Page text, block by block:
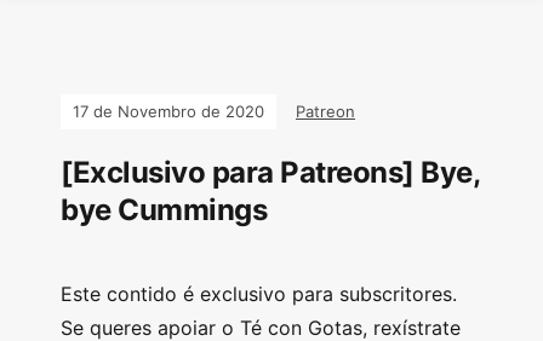
17 de Novembro de 2020 Patreon
[Exclusivo para Patreons] Bye,
bye Cummings
Este contido é exclusivo para subscritores.
Se queres apoiar o Té con Gotas, rexístrate